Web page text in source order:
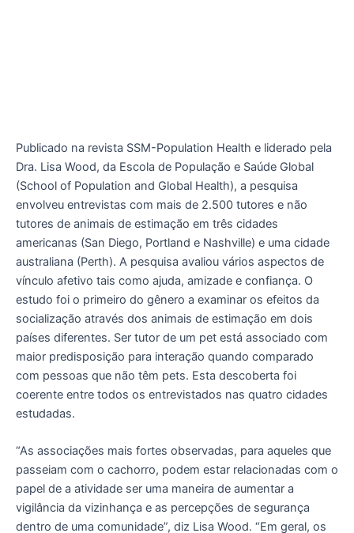
Publicado na revista SSM-Population Health e liderado pela
Dra. Lisa Wood, da Escola de População e Saúde Global
(School of Population and Global Health), a pesquisa
envolveu entrevistas com mais de 2.500 tutores e não
tutores de animais de estimação em três cidades
americanas (San Diego, Portland e Nashville) e uma cidade
australiana (Perth). A pesquisa avaliou vários aspectos de
vínculo afetivo tais como ajuda, amizade e confiança. O
estudo foi o primeiro do gênero a examinar os efeitos da
socialização através dos animais de estimação em dois
países diferentes. Ser tutor de um pet está associado com
maior predisposição para interação quando comparado
com pessoas que não têm pets. Esta descoberta foi
coerente entre todos os entrevistados nas quatro cidades
estudadas.
“As associações mais fortes observadas, para aqueles que
passeiam com o cachorro, podem estar relacionadas com o
papel de a atividade ser uma maneira de aumentar a
vigilância da vizinhança e as percepções de segurança
dentro de uma comunidade”, diz Lisa Wood. “Em geral, os